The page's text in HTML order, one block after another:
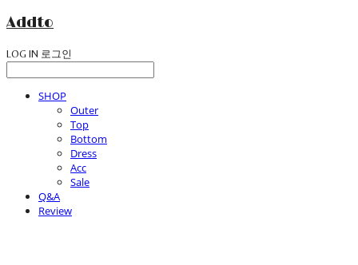
Addto
LOG IN 로그인
SHOP
Outer
Top
Bottom
Dress
Acc
Sale
Q&A
Review